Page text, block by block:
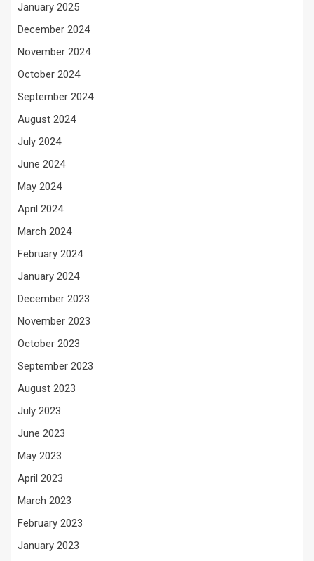
January 2025
December 2024
November 2024
October 2024
September 2024
August 2024
July 2024
June 2024
May 2024
April 2024
March 2024
February 2024
January 2024
December 2023
November 2023
October 2023
September 2023
August 2023
July 2023
June 2023
May 2023
April 2023
March 2023
February 2023
January 2023